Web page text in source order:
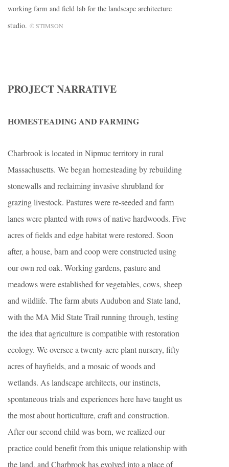
working farm and field lab for the landscape architecture
studio. © STIMSON
PROJECT NARRATIVE
HOMESTEADING AND FARMING
Charbrook is located in Nipmuc territory in rural
Massachusetts. We began homesteading by rebuilding
stonewalls and reclaiming invasive shrubland for
grazing livestock. Pastures were re-seeded and farm
lanes were planted with rows of native hardwoods. Five
acres of fields and edge habitat were restored. Soon
after, a house, barn and coop were constructed using
our own red oak. Working gardens, pasture and
meadows were established for vegetables, cows, sheep
and wildlife. The farm abuts Audubon and State land,
with the MA Mid State Trail running through, testing
the idea that agriculture is compatible with restoration
ecology. We oversee a twenty-acre plant nursery, fifty
acres of hayfields, and a mosaic of woods and
wetlands. As landscape architects, our instincts,
spontaneous trials and experiences here have taught us
the most about horticulture, craft and construction.
After our second child was born, we realized our
practice could benefit from this unique relationship with
the land, and Charbrook has evolved into a place of